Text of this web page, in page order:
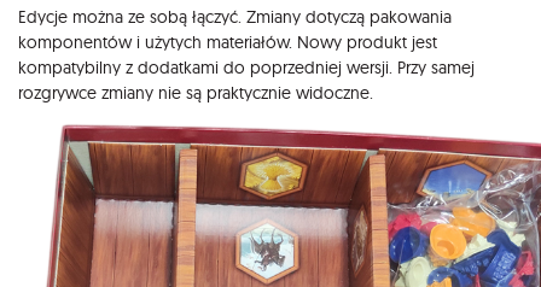
Edycje można ze sobą łączyć. Zmiany dotyczą pakowania
komponentów i użytych materiałów. Nowy produkt jest
kompatybilny z dodatkami do poprzedniej wersji. Przy samej
rozgrywce zmiany nie są praktycznie widoczne.